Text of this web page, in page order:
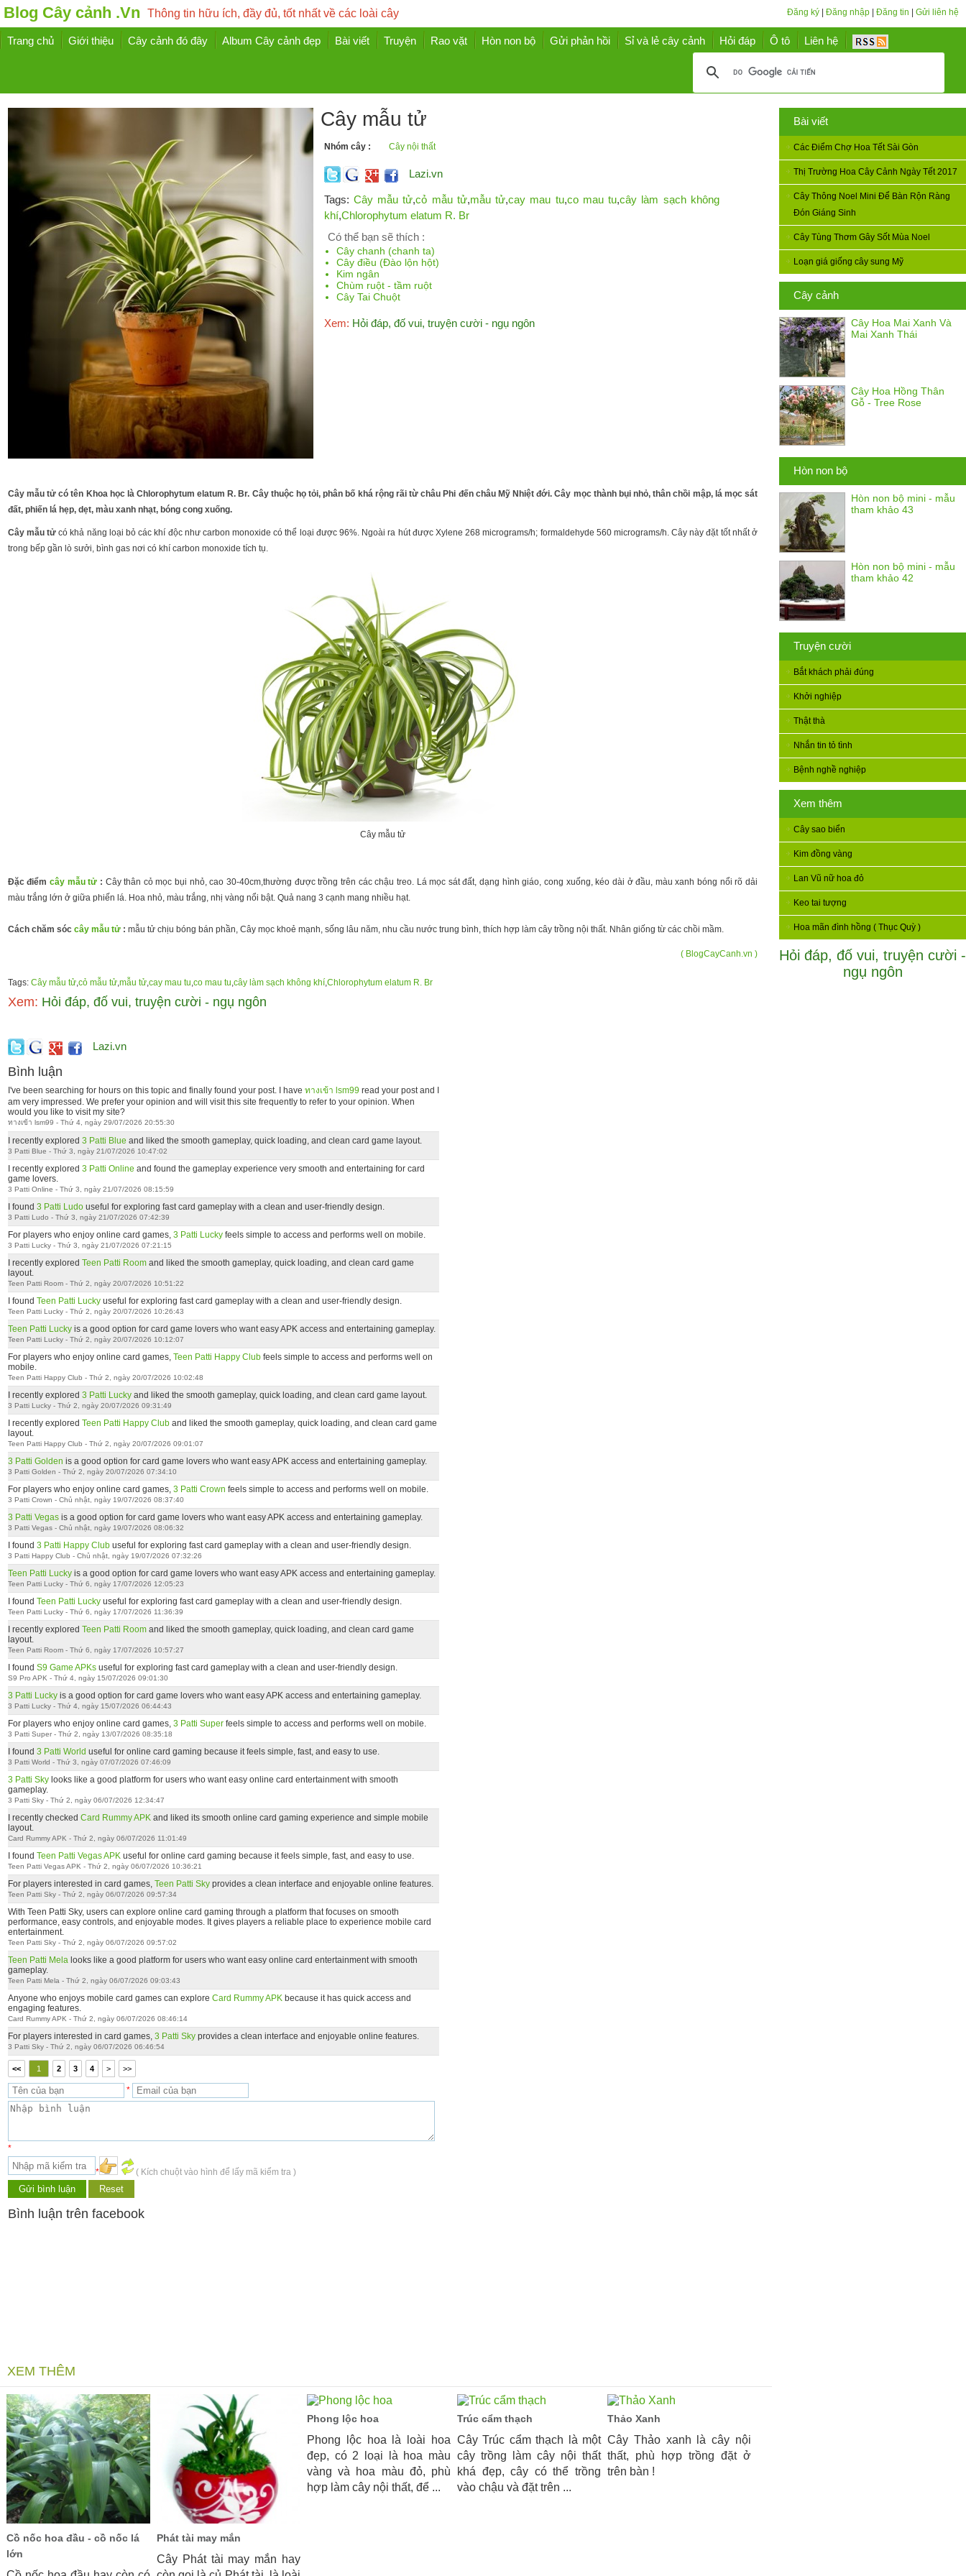
Blog Cây cảnh .Vn Thông tin hữu ích, đầy đủ, tốt nhất về các loài cây Đăng ký Đăng nhập Đăng tin Gửi liên hệ
Trang chủ Giới thiệu Cây cảnh đó đây Album Cây cảnh đẹp Bài viết Truyện Rao vặt Hòn non bộ Gửi phản hồi Sỉ và lẻ cây cảnh Hỏi đáp Ô tô Liên hệ
Bài viết
Các Điểm Chợ Hoa Tết Sài Gòn
Thị Trường Hoa Cây Cảnh Ngày Tết 2017
Cây Thông Noel Mini Để Bàn Rộn Ràng
Đón Giáng Sinh
Cây Tùng Thơm Gây Sốt Mùa Noel
Loạn giá giống cây sung Mỹ
Cây cảnh
Cây Hoa Mai Xanh Và
Mai Xanh Thái
Cây Hoa Hồng Thân
Gỗ - Tree Rose
Hòn non bộ
Hòn non bộ mini - mẫu
tham khảo 43
Hòn non bộ mini - mẫu
tham khảo 42
Truyện cười
Bắt khách phải đúng
Khởi nghiệp
Thật thà
Nhắn tin tỏ tình
Bệnh nghề nghiệp
Xem thêm
Cây sao biển
Kim đồng vàng
Lan Vũ nữ hoa đỏ
Keo tai tượng
Hoa mãn đình hồng ( Thục Quỳ )
Hỏi đáp, đố vui, truyện cười -
ngụ ngôn
Cây mẫu tử
Nhóm cây : Cây nội thất
Lazi.vn
Tags: Cây mẫu tử,cỏ mẫu tử,mẫu tử,cay mau tu,co mau tu,cây làm sạch không
khí,Chlorophytum elatum R. Br
Có thể bạn sẽ thích :
Cây chanh (chanh ta)
Cây điều (Đào lộn hột)
Kim ngân
Chùm ruột - tầm ruột
Cây Tai Chuột
Xem: Hỏi đáp, đố vui, truyện cười - ngụ ngôn
Cây mẫu tử có tên Khoa học là Chlorophytum elatum R. Br. Cây thuộc họ tỏi, phân bố khá rộng rãi từ châu Phi đến châu Mỹ Nhiệt đới. Cây mọc thành bụi nhỏ, thân chồi mập, lá mọc sát
đất, phiến lá hẹp, dẹt, màu xanh nhạt, bóng cong xuống.
Cây mẫu tử có khả năng loại bỏ các khí độc như carbon monoxide có thể loại được 96%. Ngoài ra hút được Xylene 268 micrograms/h; formaldehyde 560 micrograms/h. Cây này đặt tốt nhất ở
trong bếp gần lò sưởi, bình gas nơi có khí carbon monoxide tích tụ.
Cây mẫu tử
Đặc điểmcây mẫu tử : Cây thân cỏ mọc bụi nhỏ, cao 30-40cm,thường được trồng trên các chậu treo. Lá mọc sát đất, dạng hình giáo, cong xuống, kéo dài ở đầu, màu xanh bóng nổi rõ dải
màu trắng lớn ở giữa phiến lá. Hoa nhỏ, màu trắng, nhị vàng nổi bật. Quả nang 3 cạnh mang nhiều hạt.
Cách chăm sóc cây mẫu tử: mẫu tử chịu bóng bán phần, Cây mọc khoẻ mạnh, sống lâu năm, nhu cầu nước trung bình, thích hợp làm cây trồng nội thất. Nhân giống từ các chồi mầm.
( BlogCayCanh.vn )
Tags: Cây mẫu tử,cỏ mẫu tử,mẫu tử,cay mau tu,co mau tu,cây làm sạch không khí,Chlorophytum elatum R. Br
Xem: Hỏi đáp, đố vui, truyện cười - ngụ ngôn
Lazi.vn
Bình luận
I've been searching for hours on this topic and finally found your post. I have ทางเข้า lsm99 read your post and I
am very impressed. We prefer your opinion and will visit this site frequently to refer to your opinion. When
would you like to visit my site?
ทางเข้า lsm99 - Thứ 4, ngày 29/07/2026 20:55:30
I recently explored 3 Patti Blue and liked the smooth gameplay, quick loading, and clean card game layout.
3 Patti Blue - Thứ 3, ngày 21/07/2026 10:47:02
I recently explored 3 Patti Online and found the gameplay experience very smooth and entertaining for card
game lovers.
3 Patti Online - Thứ 3, ngày 21/07/2026 08:15:59
I found 3 Patti Ludouseful for exploring fast card gameplay with a clean and user-friendly design.
3 Patti Ludo - Thứ 3, ngày 21/07/2026 07:42:39
For players who enjoy online card games, 3 Patti Luckyfeels simple to access and performs well on mobile.
3 Patti Lucky - Thứ 3, ngày 21/07/2026 07:21:15
I recently explored Teen Patti Roomand liked the smooth gameplay, quick loading, and clean card game
layout.
Teen Patti Room - Thứ 2, ngày 20/07/2026 10:51:22
I found Teen Patti Luckyuseful for exploring fast card gameplay with a clean and user-friendly design.
Teen Patti Lucky - Thứ 2, ngày 20/07/2026 10:26:43
Teen Patti Luckyis a good option for card game lovers who want easy APK access and entertaining gameplay.
Teen Patti Lucky - Thứ 2, ngày 20/07/2026 10:12:07
For players who enjoy online card games, Teen Patti Happy Clubfeels simple to access and performs well on
mobile.
Teen Patti Happy Club - Thứ 2, ngày 20/07/2026 10:02:48
I recently explored 3 Patti Luckyand liked the smooth gameplay, quick loading, and clean card game layout.
3 Patti Lucky - Thứ 2, ngày 20/07/2026 09:31:49
I recently explored Teen Patti Happy Cluband liked the smooth gameplay, quick loading, and clean card game
layout.
Teen Patti Happy Club - Thứ 2, ngày 20/07/2026 09:01:07
3 Patti Golden is a good option for card game lovers who want easy APK access and entertaining gameplay.
3 Patti Golden - Thứ 2, ngày 20/07/2026 07:34:10
For players who enjoy online card games, 3 Patti Crown feels simple to access and performs well on mobile.
3 Patti Crown - Chủ nhật, ngày 19/07/2026 08:37:40
3 Patti Vegasis a good option for card game lovers who want easy APK access and entertaining gameplay.
3 Patti Vegas - Chủ nhật, ngày 19/07/2026 08:06:32
I found 3 Patti Happy Clubuseful for exploring fast card gameplay with a clean and user-friendly design.
3 Patti Happy Club - Chủ nhật, ngày 19/07/2026 07:32:26
Teen Patti Luckyis a good option for card game lovers who want easy APK access and entertaining gameplay.
Teen Patti Lucky - Thứ 6, ngày 17/07/2026 12:05:23
I found Teen Patti Luckyuseful for exploring fast card gameplay with a clean and user-friendly design.
Teen Patti Lucky - Thứ 6, ngày 17/07/2026 11:36:39
I recently explored Teen Patti Roomand liked the smooth gameplay, quick loading, and clean card game
layout.
Teen Patti Room - Thứ 6, ngày 17/07/2026 10:57:27
I found S9 Game APKsuseful for exploring fast card gameplay with a clean and user-friendly design.
S9 Pro APK - Thứ 4, ngày 15/07/2026 09:01:30
3 Patti Luckyis a good option for card game lovers who want easy APK access and entertaining gameplay.
3 Patti Lucky - Thứ 4, ngày 15/07/2026 06:44:43
For players who enjoy online card games, 3 Patti Superfeels simple to access and performs well on mobile.
3 Patti Super - Thứ 2, ngày 13/07/2026 08:35:18
I found 3 Patti World useful for online card gaming because it feels simple, fast, and easy to use.
3 Patti World - Thứ 3, ngày 07/07/2026 07:46:09
3 Patti Skylooks like a good platform for users who want easy online card entertainment with smooth
gameplay.
3 Patti Sky - Thứ 2, ngày 06/07/2026 12:34:47
I recently checked Card Rummy APKand liked its smooth online card gaming experience and simple mobile
layout.
Card Rummy APK - Thứ 2, ngày 06/07/2026 11:01:49
I found Teen Patti Vegas APKuseful for online card gaming because it feels simple, fast, and easy to use.
Teen Patti Vegas APK - Thứ 2, ngày 06/07/2026 10:36:21
For players interested in card games, Teen Patti Skyprovides a clean interface and enjoyable online features.
Teen Patti Sky - Thứ 2, ngày 06/07/2026 09:57:34
With Teen Patti Sky, users can explore online card gaming through a platform that focuses on smooth
performance, easy controls, and enjoyable modes. It gives players a reliable place to experience mobile card
entertainment.
Teen Patti Sky - Thứ 2, ngày 06/07/2026 09:57:02
Teen Patti Melalooks like a good platform for users who want easy online card entertainment with smooth
gameplay.
Teen Patti Mela - Thứ 2, ngày 06/07/2026 09:03:43
Anyone who enjoys mobile card games can explore Card Rummy APKbecause it has quick access and
engaging features.
Card Rummy APK - Thứ 2, ngày 06/07/2026 08:46:14
For players interested in card games, 3 Patti Skyprovides a clean interface and enjoyable online features.
3 Patti Sky - Thứ 2, ngày 06/07/2026 06:46:54
<< 1 2 3 4 > >>
*
*
* ( Kích chuột vào hình để lấy mã kiểm tra )
Bình luận trên facebook
XEM THÊM
Cồ nốc hoa đầu - cồ nốc lá
lớn
Phát tài may mắn
Cây Phát tài may mắn hay
Phong lộc hoa
Phong lộc hoa là loài hoa
đẹp, có 2 loại là hoa màu
vàng và hoa màu đỏ, phù
hợp làm cây nội thất, để ...
Trúc cẩm thạch
Cây Trúc cẩm thạch là một
cây trồng làm cây nội thất
khá đẹp, cây có thể trồng
vào chậu và đặt trên ...
Thảo Xanh
Cây Thảo xanh là cây nội
thất, phù hợp trồng đặt ở
trên bàn !